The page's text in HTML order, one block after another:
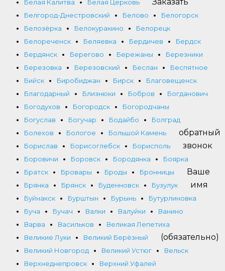
Белая Калитва
Белая Церковь
Белгород-Днестровский
Белово
Белогорск
Белозёрка
Белокуракино
Белорецк
Белореченск
Беляевка Бердичев
Бердск
Бердянск
Берегово Бережаны
Березники
Березовка
Березовский Беслан
Беспятное
Бийск
Биробиджан Бирск
Благовещенск
Благодарный
Близнюки Бобров
Богданович
Богодухов
Богородск
Богородчаны
Богуслав
Богучар Бодайбо
Болград
Болехов
Бологое
Большой Камень
Борислав
Борисоглебск
Борисполь
Боровичи
Боровск Бородянка
Боярка
Братск
Бровары Броды
Бронницы
Брянка
Брянск Буденновск
Бузулук
Буйнакск
Бурштын Бурынь
Бутурлиновка
Буча
Бучач Валки Валуйки
Ванино
Варва
Васильков
Великая Лепетиха
Великие Луки
Великий Берёзный
Великий Новгород
Великий Устюг
Вельск
Верхнеднепровск
Верхний Уфалей
обратный
звонок
Ваше
имя
(обязательно)